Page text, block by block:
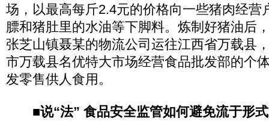
场，以最高每斤2.4元的价格向一些猪肉经营
膘和猪肚里的水油等下脚料。炼制好猪油后
张芝山镇聂某的物流公司运往江西省万载县
市万载县名优特大市场经营食品批发部的个
发零售供人食用。
■说“法” 食品安全监管如何避免流于形式